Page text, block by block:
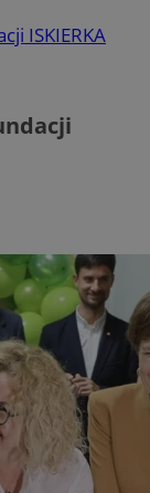
ISKIERKA